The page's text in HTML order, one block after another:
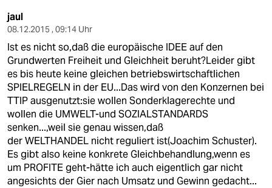
jaul
08.12.2015 , 09:14 Uhr
Ist es nicht so,daß die europäische IDEE auf den
Grundwerten Freiheit und Gleichheit beruht?Leider gibt
es bis heute keine gleichen betriebswirtschaftlichen
SPIELREGELN in der EU...Das wird von den Konzernen bei
TTIP ausgenutzt:sie wollen Sonderklagerechte und
wollen die UMWELT-und SOZIALSTANDARDS
senken...,weil sie genau wissen,daß
der WELTHANDEL nicht reguliert ist(Joachim Schuster).
Es gibt also keine konkrete Gleichbehandlung,wenn es
um PROFITE geht-hätte ich auch eigentlich gar nicht
angesichts der Gier nach Umsatz und Gewinn gedacht...